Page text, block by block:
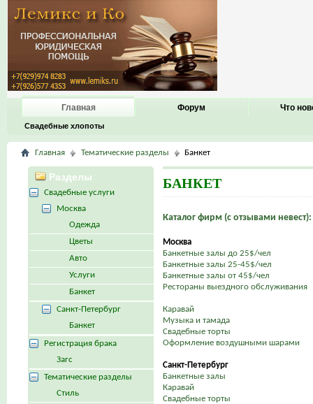
Главная
Свадебные хлопоты
Форум Что
Главная Тематические разделы Банкет
БАНКЕТ
Каталог фирм (с отзывами невест):
Москва
Банкетные залы до 25$/чел
Банкетные залы 25-45$/чел
Банкетные залы от 45$/чел
Рестораны выездного обслуживания
Каравай
Музыка и тамада
Свадебные торты
Оформление воздушными шарами
Санкт-Петербург
Банкетные залы
Каравай
Свадебные торты
Разделы
Свадебные услуги
Москва
Одежда
Цветы
Авто
Услуги
Банкет
Санкт-Петербург
Банкет
Регистрация брака
Загс
Тематические разделы
Стиль